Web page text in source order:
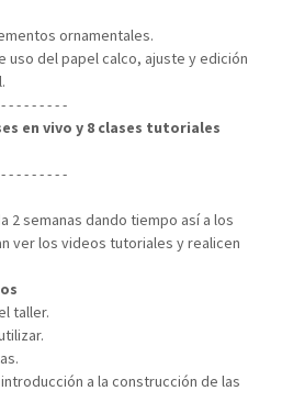
ornamentales.
uso del papel calco, ajuste y edición
- - - - - - - -
en vivo y 8 clases tutoriales
- - - - - - - -
2 semanas dando tiempo así a los
ver los videos tutoriales y realicen
taller.
a la construcción de las